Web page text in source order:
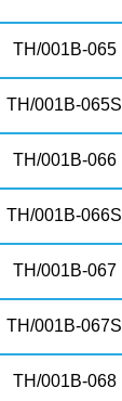
TH/001B-065
TH/001B-065S
TH/001B-066
TH/001B-066S
TH/001B-067
TH/001B-067S
TH/001B-068